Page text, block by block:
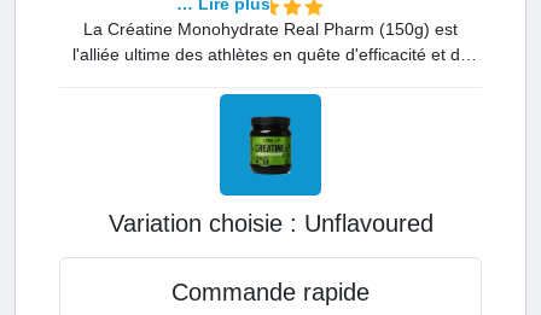
La Créatine Monohydrate Real Pharm (150g) est
l'alliée ultime des athlètes en quête d'efficacité et de
créatine de haute qualité garantit une dissolution
parfaite et une absorption optimale par vos fibres
musculaires. Conçue pour stimuler la croissance
musculaire et maximiser votre explosivité, elle vous
d'endurance. Son format pratique de 150g est idéal
pour une cure ciblée, offrant une performance
maximale à chaque entraînement.
Variation choisie : unflavoured
Commande rapide